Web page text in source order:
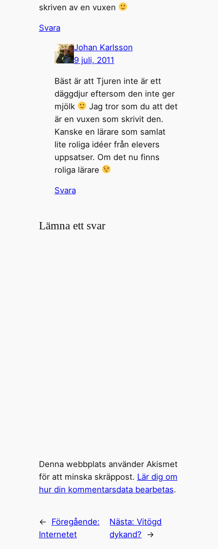
skriven av en vuxen
Svara
Johan Karlsson
9 juli, 2011
Bäst är att Tjuren inte är ett
däggdjur eftersom den inte ger
mjölk
Jag tror som du att det
är en vuxen som skrivit den.
Kanske en lärare som samlat
lite roliga idéer från elevers
uppsatser. Om det nu finns
roliga lärare
Svara
Lämna ett svar
Denna webbplats använder Akismet
för att minska skräppost. Lär dig om
hur din kommentarsdata bearbetas.
←
Föregående:
Internetet
Nästa:Vitögd
dykand?
→